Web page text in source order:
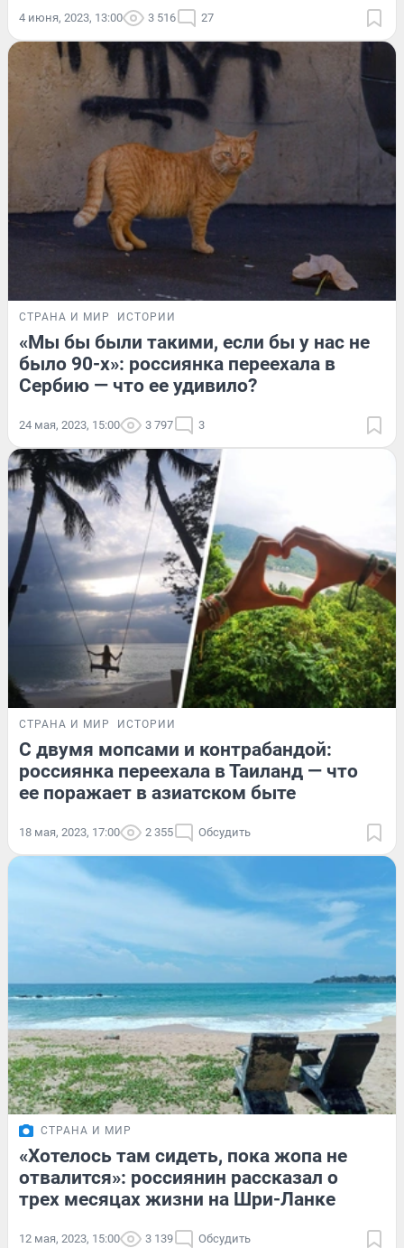
4 июня, 2023, 13:00 3 516 27
СТРАНА И МИР ИСТОРИИ
«Мы бы были такими, если бы у нас не
было 90-х»: россиянка переехала в
Сербию — что ее удивило?
24 мая, 2023, 15:00 3 797 3
СТРАНА И МИР ИСТОРИИ
С двумя мопсами и контрабандой:
россиянка переехала в Таиланд — что
ее поражает в азиатском быте
18 мая, 2023, 17:00 2 355 Обсудить
СТРАНА И МИР
«Хотелось там сидеть, пока жопа не
отвалится»: россиянин рассказал о
трех месяцах жизни на Шри-Ланке
12 мая, 2023, 15:00 3 139 Обсудить